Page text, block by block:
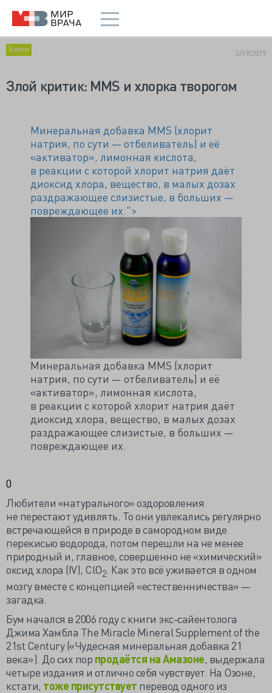
Блоги 3/19/2019
Злой критик: MMS и хлорка творогом
Минеральная добавка MMS (хлорит
натрия, по сути — отбеливатель) и её
«активатор», лимонная кислота,
в реакции с которой хлорит натрия даёт
диоксид хлора, вещество, в малых дозах
раздражающее слизистые, в больших —
повреждающее их.">
Минеральная добавка MMS (хлорит
натрия, по сути — отбеливатель) и её
«активатор», лимонная кислота,
в реакции с которой хлорит натрия даёт
диоксид хлора, вещество, в малых дозах
раздражающее слизистые, в больших —
повреждающее их.
0
Любители «натурального» оздоровления
не перестают удивлять. То они увлекались регулярно
встречающейся в природе в самородном виде
перекисью водорода, потом перешли на не менее
природный и, главное, совершенно не «химический»
оксид хлора (IV), ClO2 . Как это всё уживается в одном
мозгу вместе с концепцией «естественничества» —
загадка.
Бум начался в 2006 году с книги экс-сайентолога
Джима Хамбла The Miracle Mineral Supplement of the
21st Century («Чудесная минеральная добавка 21
века»). До сих пор продаётся на Амазоне, выдержала
четыре издания и отлично себя чувствует. На Озоне,
кстати, тоже присутствует перевод одного из